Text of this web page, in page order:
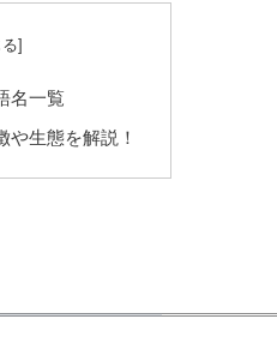
名一覧
や生態を解説！